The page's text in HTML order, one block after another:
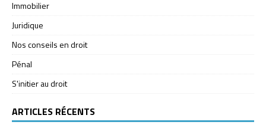
Immobilier
Juridique
Nos conseils en droit
Pénal
S'initier au droit
ARTICLES RÉCENTS